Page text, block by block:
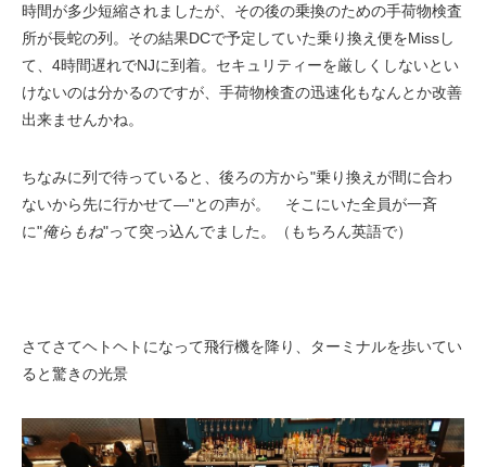
時間が多少短縮されましたが、その後の乗換のための手荷物検査
所が長蛇の列。その結果DCで予定していた乗り換え便をMissし
て、4時間遅れでNJに到着。 セキュリティーを厳しくしないとい
けないのは分かるのですが、手荷物検査の迅速化もなんとか改善
出来ませんかね。
ちなみに列で待っていると、後ろの方から"乗り換えが間に合わ
ないから先に行かせて―"との声が。 そこにいた全員が一斉
に"俺らもね"って突っ込んでました。（もちろん英語で）
さてさてヘトヘトになって飛行機を降り、ターミナルを歩いてい
ると驚きの光景